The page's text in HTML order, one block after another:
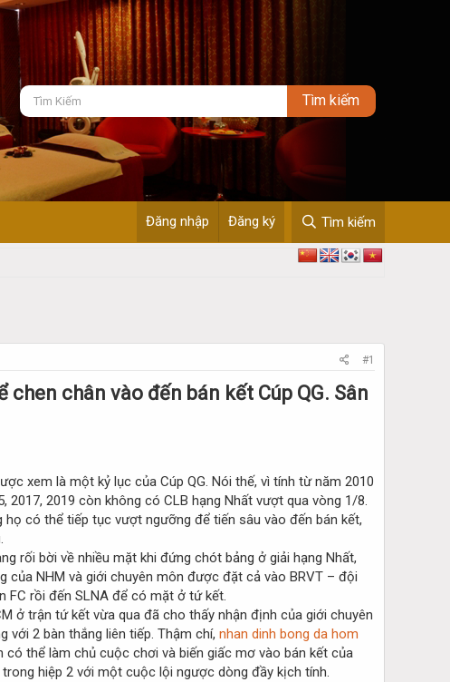
Đăng nhập Đăng ký Tìm kiếm
#1
chân vào đến bán kết Cúp QG. Sân
xem là một kỷ lục của Cúp QG. Nói thế, vì tính từ năm 2010
2019 còn không có CLB hạng Nhất vượt qua vòng 1/8.
họ có thể tiếp tục vượt ngưỡng để tiến sâu vào đến bán kết,
rối bời về nhiều mặt khi đứng chót bảng ở giải hạng Nhất,
của NHM và giới chuyên môn được đặt cả vào BRVT – đội
FC rồi đến SLNA để có mặt ở tứ kết.
ở trận tứ kết vừa qua đã cho thấy nhận định của giới chuyên
với 2 bàn thắng liên tiếp. Thậm chí, nhan dinh bong da hom
thể làm chủ cuộc chơi và biến giấc mơ vào bán kết của
hiệp 2 với một cuộc lội ngược dòng đầy kịch tính.